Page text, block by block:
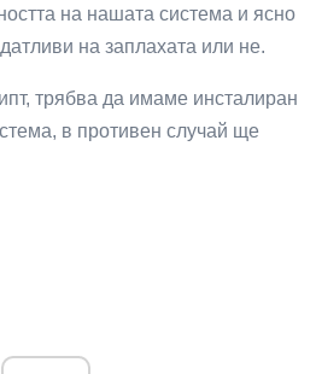
на нашата система и ясно
на заплахата или не.
трябва да имаме инсталиран
в противен случай ще